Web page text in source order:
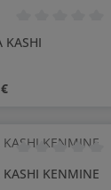
Note moyenne
KASHI
:
Note moyenne
KENMINE